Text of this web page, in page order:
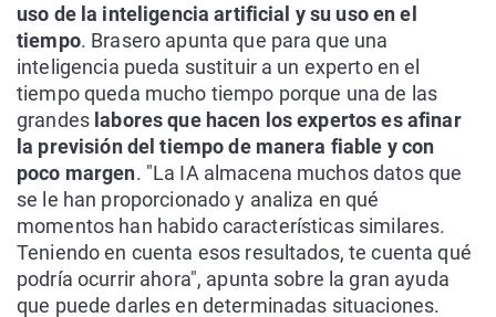
uso de la inteligencia artificial y su uso en el
tiempo. Brasero apunta que para que una
inteligencia pueda sustituir a un experto en el
tiempo queda mucho tiempo porque una de las
grandes labores que hacen los expertos es afinar
la previsión del tiempo de manera fiable y con
poco margen. "La IA almacena muchos datos que
se le han proporcionado y analiza en qué
momentos han habido características similares.
Teniendo en cuenta esos resultados, te cuenta qué
podría ocurrir ahora", apunta sobre la gran ayuda
que puede darles en determinadas situaciones.